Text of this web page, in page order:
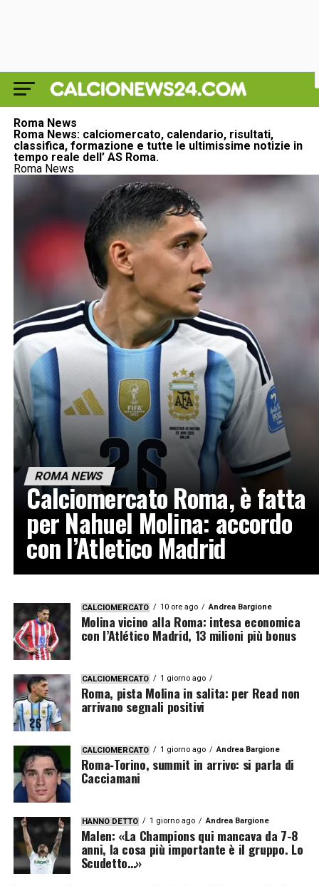
Roma News
Roma News: calciomercato, calendario, risultati,
classifica, formazione e tutte le ultimissime notizie in
tempo reale dell’ AS Roma.
Roma News
ROMA NEWS
Calciomercato Roma, è fatta
per Nahuel Molina: accordo
con l’Atletico Madrid
CALCIOMERCATO 10 ore ago Andrea Bargione
Molina vicino alla Roma: intesa economica
con l’Atlético Madrid, 13 milioni più bonus
CALCIOMERCATO 1 giorno ago
Roma, pista Molina in salita: per Read non
arrivano segnali positivi
CALCIOMERCATO 1 giorno ago Andrea Bargione
Roma‑Torino, summit in arrivo: si parla di
Cacciamani
HANNO DETTO 1 giorno ago Andrea Bargione
Malen: «La Champions qui mancava da 7-8
anni, la cosa più importante è il gruppo. Lo
Scudetto…»